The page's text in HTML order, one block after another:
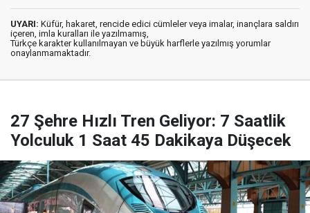
UYARI: Küfür, hakaret, rencide edici cümleler veya imalar, inançlara saldırı
içeren, imla kuralları ile yazılmamış,
Türkçe karakter kullanılmayan ve büyük harflerle yazılmış yorumlar
onaylanmamaktadır.
27 Şehre Hızlı Tren Geliyor: 7 Saatlik
Yolculuk 1 Saat 45 Dakikaya Düşecek